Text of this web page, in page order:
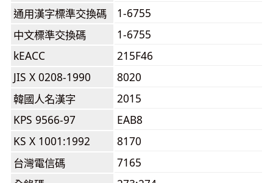
通用漢字標準交換碼
1-6755
中文標準交換碼
1-6755
kEACC
215F46
JIS X 0208-1990
8020
韓國人名漢字
2015
KPS 9566-97
EAB8
KS X 1001:1992
8170
台灣電信碼
7165